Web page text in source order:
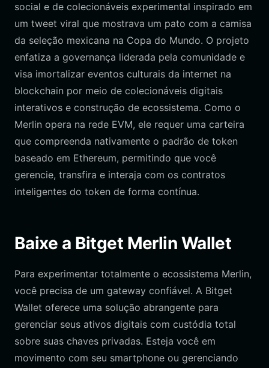
social e de colecionáveis experimental inspirado em
um tweet viral que mostrava um pato com a camisa
da seleção mexicana na Copa do Mundo. O projeto
enfatiza a governança liderada pela comunidade e
visa imortalizar eventos culturais da internet na
blockchain por meio de colecionáveis digitais
interativos e construção de ecossistema. Como o
Merlin opera na rede EVM, ele requer uma carteira
que compreenda nativamente o padrão de token
baseado em Ethereum, permitindo que você
gerencie, transfira e interaja com os contratos
inteligentes do token de forma contínua.
Baixe a Bitget Merlin Wallet
Para experimentar totalmente o ecossistema Merlin,
você precisa de um gateway confiável. A Bitget
Wallet oferece uma solução abrangente para
gerenciar seus ativos digitais com custódia total
sobre suas chaves privadas. Esteja você em
movimento com seu smartphone ou gerenciando